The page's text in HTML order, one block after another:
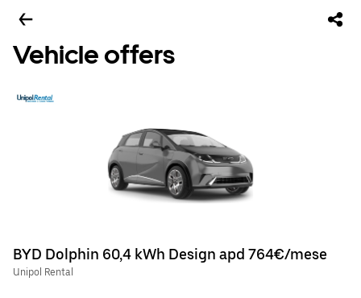
Vehicle offers
BYD Dolphin 60,4 kWh Design apd 764€/mese
Unipol Rental